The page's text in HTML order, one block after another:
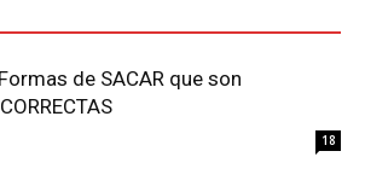
de SACAR que son
18